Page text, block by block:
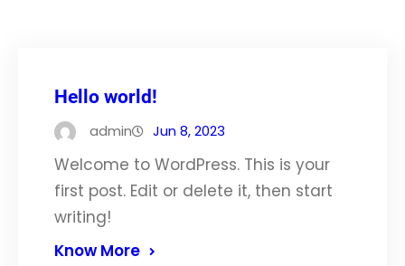
Hello world!
admin Jun 8, 2023
Welcome to WordPress. This is your
first post. Edit or delete it, then start
writing!
Know More